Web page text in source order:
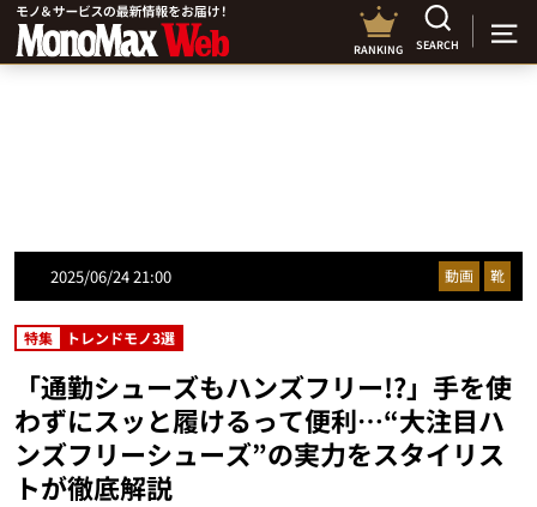
RANKING SEARCH
2025/06/24 21:00 動画 靴
特集 トレンドモノ3選
「通勤シューズもハンズフリー!?」手を使
わずにスッと履けるって便利…“大注目ハ
ンズフリーシューズ”の実力をスタイリス
トが徹底解説